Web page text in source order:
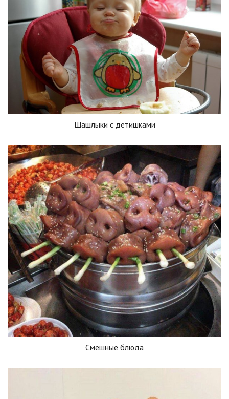
Шашлыки с детишками
Смешные блюда